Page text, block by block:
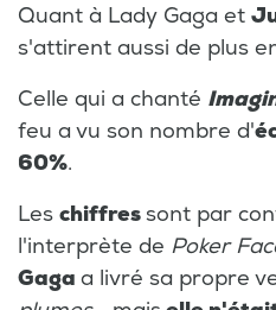
Quant à Lady Gaga et
s'attirent aussi de plus
Celle qui a chanté
feu a vu son nombre d'
60%.
Les chiffressont par
l'interprète de Poker
Gaga a livré sa propre